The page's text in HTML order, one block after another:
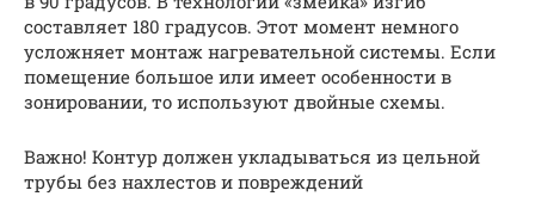
составляет 180 градусов. Этот момент немного
усложняет монтаж нагревательной системы. Если
помещение большое или имеет особенности в
зонировании, то используют двойные схемы.
Важно! Контур должен укладываться из цельной
трубы без нахлестов и повреждений